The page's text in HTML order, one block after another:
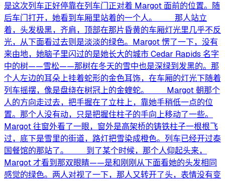
是这次列车正好停靠在列车门正对着 Margot 面前的位置。随
后车门打开，她看到车厢里站着的一个人。 那人站立
着，头发极黑，齐肩，顶部在那片昏黄的车厢灯光里几乎不反
光，从下面看过去则是淡淡的绿色。Margot 愣了一下，没有
来由地，她脑子里闪过的是她长大的城市 Cedar Rapids 名字
中的树——雪松——那树在冬天的雪中也是深绿到发黑的。那
个人左边的耳朵上挂着蛇形的金色耳饰，在车厢的灯光下随着
列车摇摆，像是盘绕在树冠上的金蝰蛇。 Margot 朝那个
人的方向走过去，把手握在了立柱上，靠她手稍低一点的位
置。那个人没有动，只是把握住柱子的手向上移动了一些。
Margot 往窗外看了一眼，窗外是高架桥的铸铁柱子一根根飞
过，底下是雪里的街道，路灯把雪染成橙色。列车已经开过泰
国餐馆的那站了。 到了某个时候，那个人仰起头来，
Margot 才看到那双眼睛——是和刚刚从下面看她的头发相同
感觉的绿色。两人对视了一下，那人又转开了头，表情没有变